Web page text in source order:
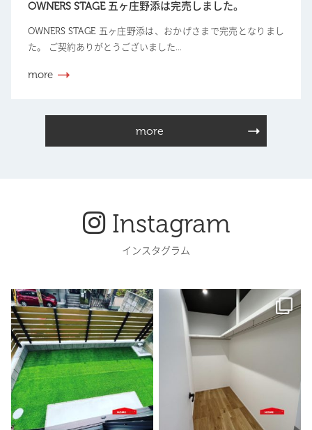
OWNERS STAGE 五ヶ庄野添は完売しました。
OWNERS STAGE 五ヶ庄野添は、おかげさまで完売となりまし
た。 ご契約ありがとうございました...
more
more
Instagram
インスタグラム